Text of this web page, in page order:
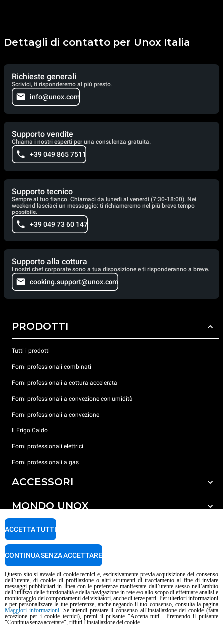
Dettagli di contatto per Unox Italia
Richieste generali
Scrivici, ti risponderemo al più presto.
info@unox.com
Supporto vendite
Chiama i nostri esperti per una consulenza gratuita.
+39 049 865 7511
Supporto tecnico
Sempre al tuo fianco. Chiamaci da lunedì al venerdì (7:30-18:00). Nei
weekend lasciaci un messaggio: ti richiameremo nel più breve tempo
possibile.
+39 049 73 60 147
Supporto alla cottura
I nostri chef corporate sono a tua disposizione e ti risponderanno a breve.
cooking.support@unox.com
PRODOTTI
Tutti i prodotti
Forni professionali combinati
Forni professionali a cottura accelerata
Forni professionali a convezione con umidità
Forni professionali a convezione
Il Frigo Caldo
Forni professionali elettrici
Forni professionali a gas
ACCESSORI
Tutti gli accessori
Detergenti per lavaggio automatico
Detergenti per lavaggio manuale
Trattamento acqua con filtro a resine
MONDO UNOX
Le nostre sedi nel mondo
Carriere Unox
SUPPORTO
Garanzia Unox
Trova Centri Service
Copyright 2026 UNOX S.p.A. Tutti i diritti riservati. Reg. Imp. Padova n°
04230750285 - R.E.A. Padova 372835 - Cap. Soc. 5.000.000 € i.v - P.IVA /
C.F. 04230750285 - IT WEEE Reg. No. IT08020000000377
Informativa sui contenuti IA Privacy policy Cookie policy
Questo sito si avvale di cookie tecnici e, esclusivamente previa acquisizione del consenso
dell’utente, di cookie di profilazione o altri strumenti di tracciamento al fine di inviare
messaggi pubblicitari in linea con le preferenze manifestate dall’utente stesso nell’ambito
dell’utilizzo delle funzionalità e della navigazione in rete e/o allo scopo di effettuare analisi e
monitoraggio dei comportamenti dei visitatori, anche di terze parti. Per ulteriori informazioni
e per personalizzare le tue preferenze, anche negando il tuo consenso, consulta la pagina
Maggiori informazioni. Se intendi prestare il consenso all’installazione dei cookie (fatta
eccezione per i cookie tecnici), premi il pulsante "Accetta tutti". Premendo il pulsante
"Continua senza accettare", rifiuti l’installazione dei cookie.
ACCETTA TUTTI
CONTINUA SENZA ACCETTARE